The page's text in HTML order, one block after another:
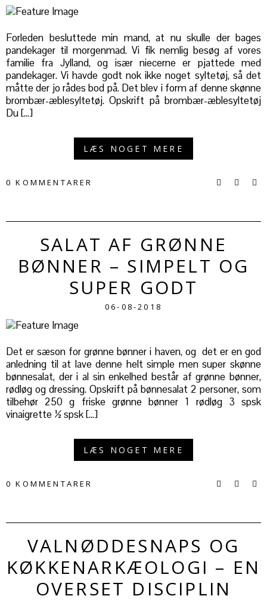
Forleden besluttede min mand, at nu skulle der bages
pandekager til morgenmad. Vi fik nemlig besøg af vores
familie fra Jylland, og især niecerne er pjattede med
pandekager. Vi havde godt nok ikke noget syltetøj, så det
måtte der jo rådes bod på. Det blev i form af denne skønne
brombær-æblesyltetøj. Opskrift på brombær-æblesyltetøj
Du […]
LÆS NOGET MERE
0 KOMMENTARER
SALAT AF GRØNNE
BØNNER – SIMPELT OG
SUPER GODT
06-08-2018
Det er sæson for grønne bønner i haven, og det er en god
anledning til at lave denne helt simple men super skønne
bønnesalat, der i al sin enkelhed består af grønne bønner,
rødløg og dressing. Opskrift på bønnesalat 2 personer, som
tilbehør 250 g friske grønne bønner 1 rødløg 3 spsk
vinaigrette ½ spsk […]
LÆS NOGET MERE
0 KOMMENTARER
VALNØDDESNAPS OG
KØKKENARKÆOLOGI – EN
OVERSET DISCIPLIN